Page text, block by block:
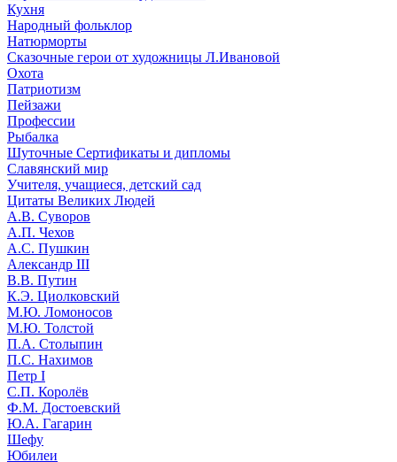
Кухня
Народный фольклор
Натюрморты
Сказочные герои от художницы Л.Ивановой
Охота
Патриотизм
Пейзажи
Профессии
Рыбалка
Шуточные Сертификаты и дипломы
Славянский мир
Учителя, учащиеся, детский сад
Цитаты Великих Людей
А.В. Суворов
А.П. Чехов
А.С. Пушкин
Александр III
В.В. Путин
К.Э. Циолковский
М.Ю. Ломоносов
М.Ю. Толстой
П.А. Столыпин
П.С. Нахимов
Петр I
С.П. Королёв
Ф.М. Достоевский
Ю.А. Гагарин
Шефу
Юбилеи